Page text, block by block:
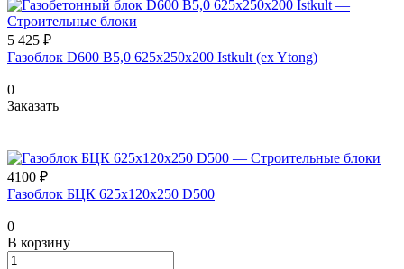
5 425 ₽
Газоблок D600 B5,0 625x250x200 Istkult (ex Ytong)
0
Заказать
4100 ₽
Газоблок БЦК 625х120х250 D500
0
В корзину